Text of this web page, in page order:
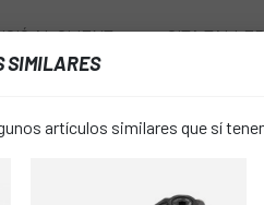
AL CLIENT CITA
SIMILARES
artículos similares que sí